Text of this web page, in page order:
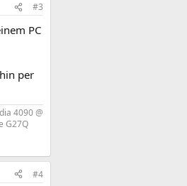
#3
PC
per
4090 @
G27Q​
#4